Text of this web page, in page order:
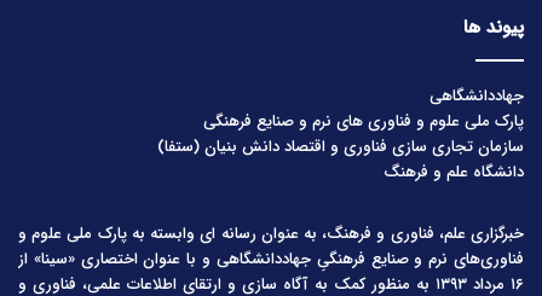
پیوند ها
جهاددانشگاهی
پارک ملی علوم و فناوری های نرم و صنایع فرهنگی
سازمان تجاری سازی فناوری و اقتصاد دانش بنیان (ستفا)
دانشگاه علم و فرهنگ
خبرگزاری علم، فناوری و فرهنگ، به عنوان رسانه ای وابسته به پارک ملی علوم و
فناوری‌های نرم و صنایع فرهنگیِ جهاددانشگاهی و با عنوان اختصاری «سینا» از
۱۶ مرداد ۱۳۹۳ به منظور کمک به آگاه سازی و ارتقای اطلاعات علمی، فناوری و